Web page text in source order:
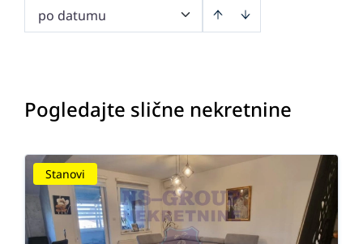
po datumu
Pogledajte slične nekretnine
Stanovi